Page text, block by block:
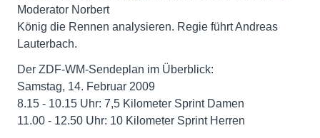
Moderator Norbert
König die Rennen analysieren. Regie führt Andreas
Lauterbach.
Der ZDF-WM-Sendeplan im Überblick:
Samstag, 14. Februar 2009
8.15 - 10.15 Uhr: 7,5 Kilometer Sprint Damen
11.00 - 12.50 Uhr: 10 Kilometer Sprint Herren